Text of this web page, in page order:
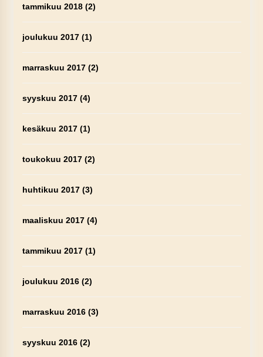
tammikuu 2018(2)
joulukuu 2017(1)
marraskuu 2017(2)
syyskuu 2017(4)
kesäkuu 2017(1)
toukokuu 2017(2)
huhtikuu 2017(3)
maaliskuu 2017(4)
tammikuu 2017(1)
joulukuu 2016(2)
marraskuu 2016(3)
syyskuu 2016(2)